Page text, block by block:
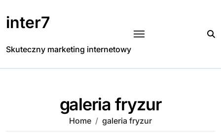
to
content
inter7
Skuteczny marketing internetowy
galeria fryzur
Home galeria fryzur